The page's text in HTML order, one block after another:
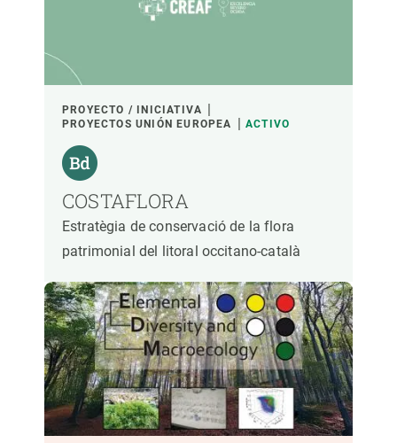
PROYECTO / INICIATIVA
PROYECTOS UNIÓN EUROPEA
ACTIVO
COSTAFLORA
Estratègia de conservació de la flora
patrimonial del litoral occitano-català